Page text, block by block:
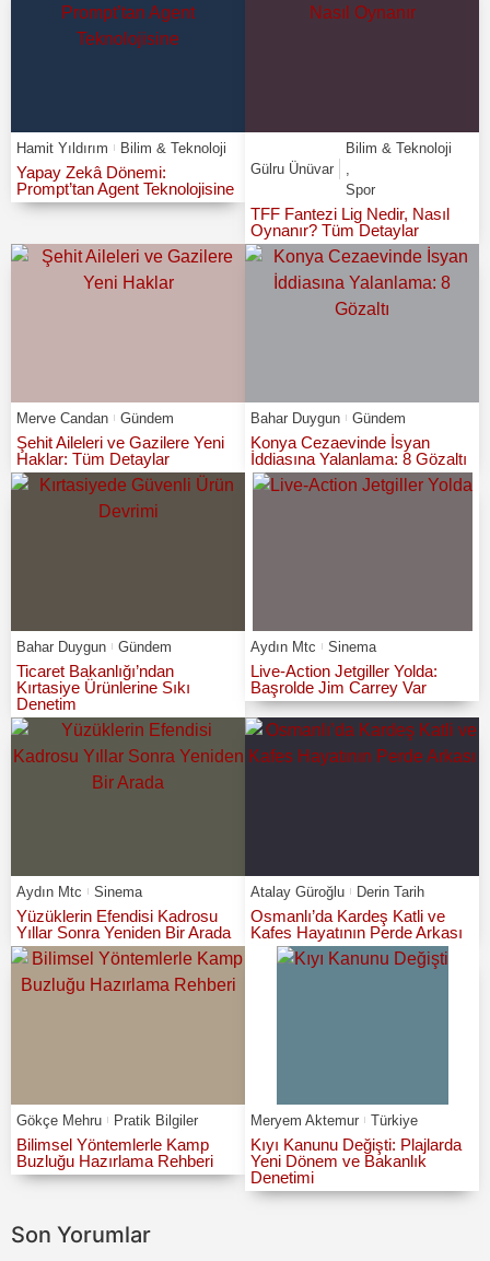
Hamit Yıldırım Bilim & Teknoloji
Yapay Zekâ Dönemi:
Prompt’tan Agent Teknolojisine
Gülru Ünüvar
Bilim & Teknoloji
Spor
TFF Fantezi Lig Nedir, Nasıl
Oynanır? Tüm Detaylar
Merve Candan Gündem
Şehit Aileleri ve Gazilere Yeni
Haklar: Tüm Detaylar
Bahar Duygun Gündem
Konya Cezaevinde İsyan
İddiasına Yalanlama: 8 Gözaltı
Bahar Duygun Gündem
Ticaret Bakanlığı’ndan
Kırtasiye Ürünlerine Sıkı
Denetim
Aydın Mtc Sinema
Live-Action Jetgiller Yolda:
Başrolde Jim Carrey Var
Aydın Mtc Sinema
Yüzüklerin Efendisi Kadrosu
Yıllar Sonra Yeniden Bir Arada
Atalay Güroğlu Derin Tarih
Osmanlı’da Kardeş Katli ve
Kafes Hayatının Perde Arkası
Gökçe Mehru Pratik Bilgiler
Bilimsel Yöntemlerle Kamp
Buzluğu Hazırlama Rehberi
Meryem Aktemur Türkiye
Kıyı Kanunu Değişti: Plajlarda
Yeni Dönem ve Bakanlık
Denetimi
Son Yorumlar